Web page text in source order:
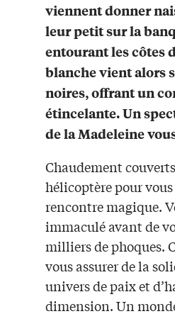
viennent donner
leur petit sur la
entourant les côtes
blanche vient alors
noires, offrant un
étincelante. Un
de la Madeleine
Chaudement
hélicoptère pour
rencontre magique.
immaculé avant de
milliers de phoques.
vous assurer de la
univers de paix et
dimension. Un